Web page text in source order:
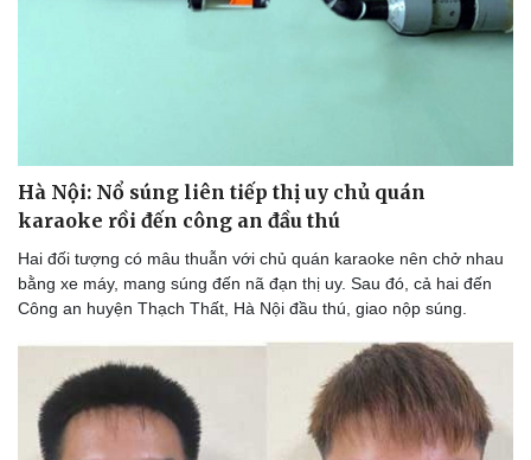
Hà Nội: Nổ súng liên tiếp thị uy chủ quán
karaoke rồi đến công an đầu thú
Hai đối tượng có mâu thuẫn với chủ quán karaoke nên chở nhau
bằng xe máy, mang súng đến nã đạn thị uy. Sau đó, cả hai đến
Công an huyện Thạch Thất, Hà Nội đầu thú, giao nộp súng.